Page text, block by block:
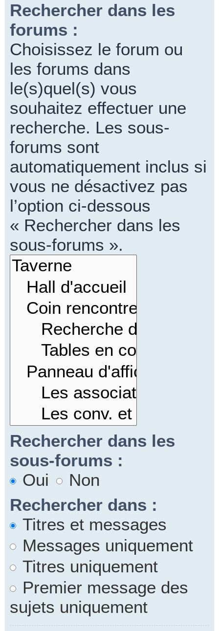
Rechercher dans les
forums :
Choisissez le forum ou
les forums dans
le(s)quel(s) vous
souhaitez effectuer une
recherche. Les sous-
forums sont
automatiquement inclus si
vous ne désactivez pas
l’option ci-dessous
« Rechercher dans les
sous-forums ».
Rechercher dans les
sous-forums :
Oui
Non
Rechercher dans :
Titres et messages
Messages uniquement
Titres uniquement
Premier message des
sujets uniquement